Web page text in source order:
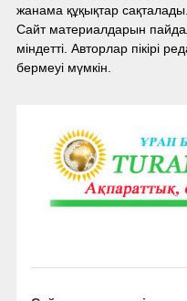
жанама құқықтар сақталады.
Сайт материалдарын
міндетті. Авторлар пікірі
бермеуі мүмкін.